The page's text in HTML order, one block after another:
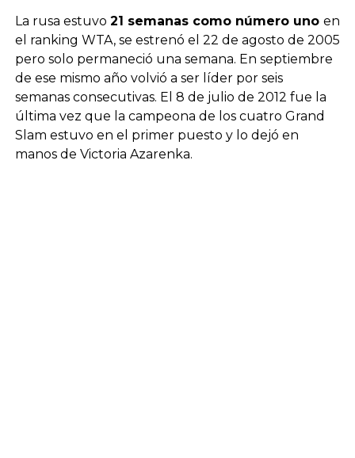
La rusa estuvo 21 semanas como número uno en
el ranking WTA, se estrenó el 22 de agosto de 2005
pero solo permaneció una semana. En septiembre
de ese mismo año volvió a ser líder por seis
semanas consecutivas. El 8 de julio de 2012 fue la
última vez que la campeona de los cuatro Grand
Slam estuvo en el primer puesto y lo dejó en
manos de Victoria Azarenka.